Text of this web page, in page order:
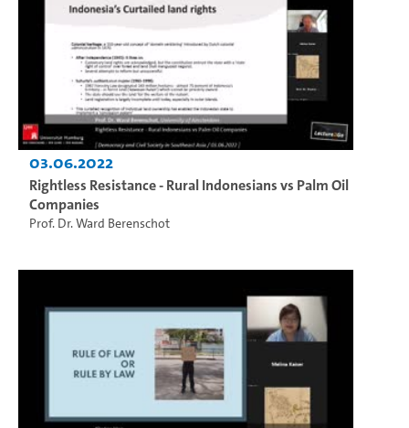
03.06.2022
Rightless Resistance - Rural Indonesians vs Palm Oil
Companies
Prof. Dr. Ward Berenschot